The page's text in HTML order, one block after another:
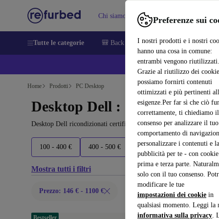
Preferenze sui
I nostri prodotti e i nostri
hanno una cosa in comune:
entrambi vengono riutilizzati.
Grazie al riutilizzo dei
possiamo fornirti contenuti
ottimizzati e più pertinenti
esigenze.Per far sì che ciò
correttamente, ti chiediamo il
consenso per analizzare il tuo
comportamento di
personalizzare i contenuti e la
pubblicità per te - con
prima e terza parte.
solo con il tuo consenso.
modificare le tue
impostazioni dei cookie in
qualsiasi momento. Leggi la
informativa sulla privacy.
Chi siamo Vendere Assistenza
Tutte le categorie 🎒 Back to school Smartphone
💰
Home Prodotti PC Desktop
Desktop Dell :
Desktop Dell ricondizionati certificati sotto 1100 – risparmia fino
100 - 400 € 400 - 500 € 500 - 600 € 600+ €
Mostra tutti i filtri
Prezzo: 146 € - 1100 €
Bestseller